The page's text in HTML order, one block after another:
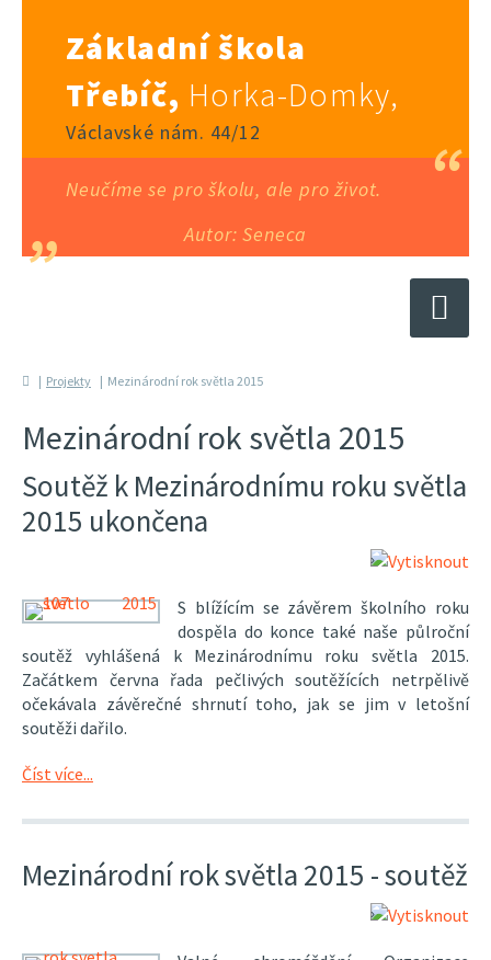
Základní škola
Třebíč, Horka-Domky,
Václavské nám. 44/12
Neučíme se pro školu, ale pro život.
Autor: Seneca
Projekty Mezinárodní rok světla 2015
Mezinárodní rok světla 2015
Soutěž k Mezinárodnímu roku světla
2015 ukončena
S blížícím se závěrem školního roku
dospěla do konce také naše půlroční
soutěž vyhlášená k Mezinárodnímu roku světla 2015.
Začátkem června řada pečlivých soutěžících netrpělivě
očekávala závěrečné shrnutí toho, jak se jim v letošní
soutěži dařilo.
Číst více...
Mezinárodní rok světla 2015 - soutěž